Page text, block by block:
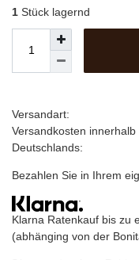
1 Stück lagernd
Versandart:
Versandkosten innerhalb
Deutschlands:
Bezahlen Sie in Ihrem
Klarna Ratenkauf bis zu
(abhänging von der